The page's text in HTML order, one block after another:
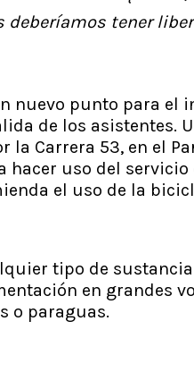
deberíamos tener
nuevo punto para el
de los asistentes.
la Carrera 53, en el
hacer uso del
el uso de la
tipo de
en grandes
o paraguas.